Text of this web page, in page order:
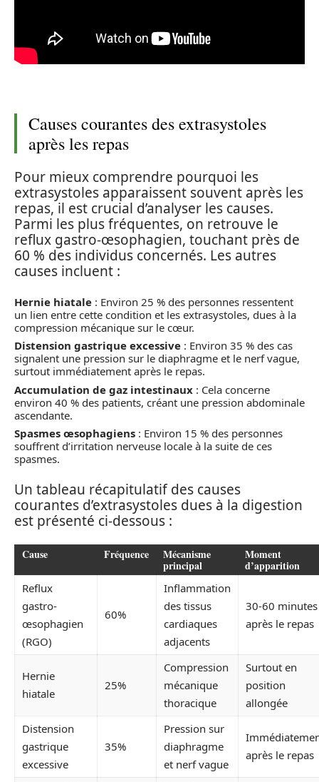
Causes courantes des extrasystoles
après les repas
Pour mieux comprendre pourquoi les
extrasystoles apparaissent souvent après les
repas, il est crucial d’analyser les causes.
Parmi les plus fréquentes, on retrouve le
reflux gastro-œsophagien, touchant près de
60 % des individus concernés. Les autres
causes incluent :
Hernie hiatale : Environ 25 % des personnes ressentent
un lien entre cette condition et les extrasystoles, dues à la
compression mécanique sur le cœur.
Distension gastrique excessive : Environ 35 % des cas
signalent une pression sur le diaphragme et le nerf vague,
surtout immédiatement après le repas.
Accumulation de gaz intestinaux : Cela concerne
environ 40 % des patients, créant une pression abdominale
ascendante.
Spasmes œsophagiens : Environ 15 % des personnes
souffrent d’irritation nerveuse locale à la suite de ces
spasmes.
Un tableau récapitulatif des causes
courantes d’extrasystoles dues à la digestion
est présenté ci-dessous :
Cause Fréquence Mécanisme
principal
Moment
d’apparition
Reflux
gastro-
œsophagien
(RGO)
60%
Inflammation
des tissus
cardiaques
adjacents
30-60 minutes
après le repas
Hernie
hiatale
25%
Compression
mécanique
thoracique
Surtout en
position
allongée
Distension
gastrique
excessive
35%
Pression sur
diaphragme
et nerf vague
après le repas